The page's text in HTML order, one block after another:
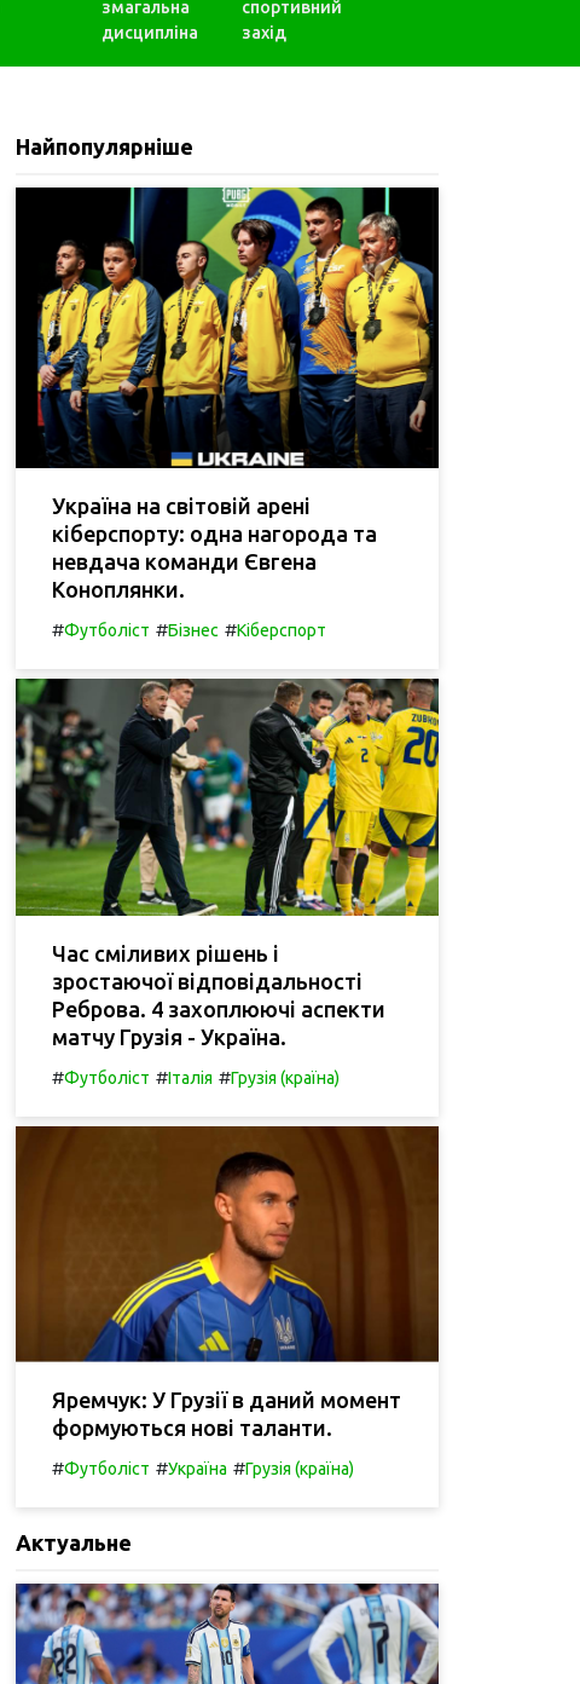
змагальна
дисципліна
спортивний
захід
Найпопулярніше
Україна на світовій арені
кіберспорту: одна нагорода та
невдача команди Євгена
Коноплянки.
#Футболіст #Бізнес #Кіберспорт
Час сміливих рішень і
зростаючої відповідальності
Реброва. 4 захоплюючі аспекти
матчу Грузія - Україна.
#Футболіст #Італія #Грузія (країна)
Яремчук: У Грузії в даний момент
формуються нові таланти.
#Футболіст #Україна #Грузія (країна)
Актуальне